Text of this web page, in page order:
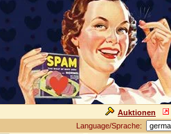
Auktionen
Language/Sprache: